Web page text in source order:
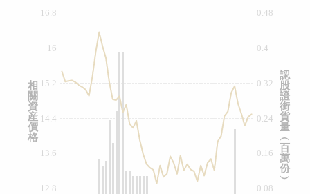
0.08
0.16
0.24
0.32
0.4
0.48
12.8
13.6
14.4
15.2
16
16.8
認
股
證
街
貨
量
︵
百
萬
份
︶
相
關
資
産
價
格
認股證文件及公告 (瑞信)
牛熊證文件及公告
牛熊證文件及公告 (瑞信)
收市競價變化